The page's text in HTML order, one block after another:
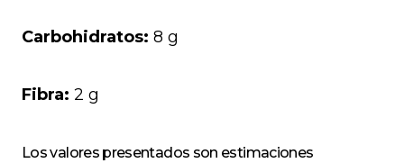
Carbohidratos: 8 g
Fibra: 2 g
Los valores presentados son estimaciones